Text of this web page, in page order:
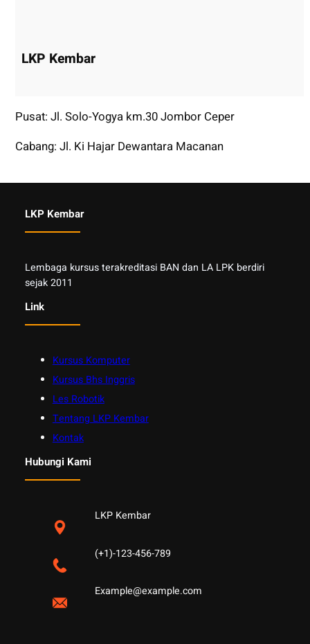
LKP Kembar
Pusat: Jl. Solo-Yogya km.30 Jombor Ceper
Cabang: Jl. Ki Hajar Dewantara Macanan
LKP Kembar
Lembaga kursus terakreditasi BAN dan LA LPK berdiri
sejak 2011
Link
Kursus Komputer
Kursus Bhs Inggris
Les Robotik
Tentang LKP Kembar
Kontak
Hubungi Kami
LKP Kembar
(+1)-123-456-789
Example@example.com